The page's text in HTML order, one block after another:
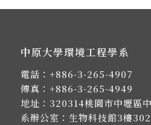
中原大學環境工程學系
電話： +886-3-265-4907
傳真：+886-3-265-4949
地址： 320314桃園市中壢區
系辦公室：生物科技館3樓